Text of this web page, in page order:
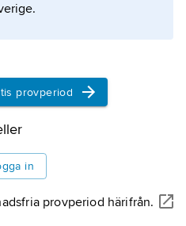
provperiod
in
provperiod härifrån.